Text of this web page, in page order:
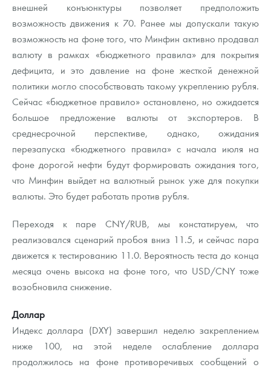
внешней конъюнктуры позволяет предположить
возможность движения к 70. Ранее мы допускали такую
возможность на фоне того, что Минфин активно продавал
валюту в рамках «бюджетного правила» для покрытия
дефицита, и это давление на фоне жесткой денежной
политики могло способствовать такому укреплению рубля.
Сейчас «бюджетное правило» остановлено, но ожидается
большое предложение валюты от экспортеров. В
среднесрочной перспективе, однако, ожидания
перезапуска «бюджетного правила» с начала июля на
фоне дорогой нефти будут формировать ожидания того,
что Минфин выйдет на валютный рынок уже для покупки
валюты. Это будет работать против рубля.
Переходя к паре CNY/RUB, мы констатируем, что
реализовался сценарий пробоя вниз 11.5, и сейчас пара
движется к тестированию 11.0. Вероятность теста до конца
месяца очень высока на фоне того, что USD/CNY тоже
возобновила снижение.
Доллар
Индекс доллара (DXY) завершил неделю закреплением
ниже 100, на этой неделе ослабление доллара
продолжилось на фоне противоречивых сообщений о